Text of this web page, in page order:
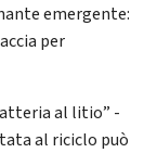
emergente:
per
al litio” -
al riciclo può